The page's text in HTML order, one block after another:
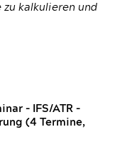
kalkulieren und
- IFS/ATR -
(4 Termine,